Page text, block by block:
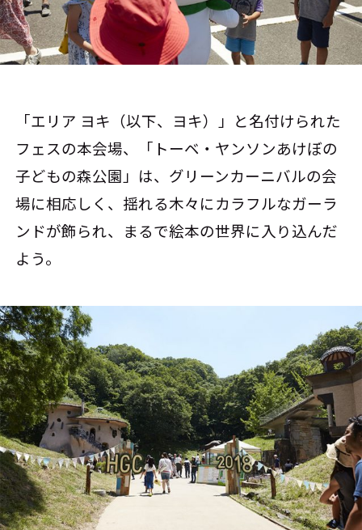
「エリア ヨキ（以下、ヨキ）」と名付けられた
フェスの本会場、「トーベ・ヤンソンあけぼの
子どもの森公園」は、グリーンカーニバルの会
場に相応しく、揺れる木々にカラフルなガーラ
ンドが飾られ、まるで絵本の世界に入り込んだ
よう。